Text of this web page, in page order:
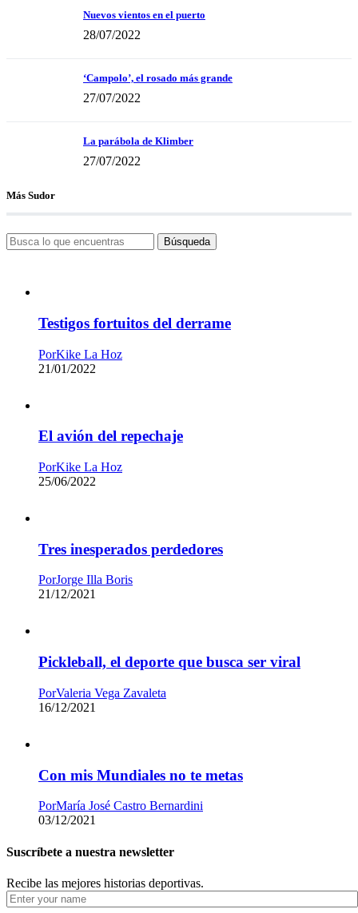
Nuevos vientos en el puerto
28/07/2022
‘Campolo’, el rosado más grande
27/07/2022
La parábola de Klimber
27/07/2022
Más Sudor
Búsqueda
Testigos fortuitos del derrame
PorKike La Hoz
21/01/2022
El avión del repechaje
PorKike La Hoz
25/06/2022
Tres inesperados perdedores
PorJorge Illa Boris
21/12/2021
Pickleball, el deporte que busca ser viral
PorValeria Vega Zavaleta
16/12/2021
Con mis Mundiales no te metas
PorMaría José Castro Bernardini
03/12/2021
Suscríbete a nuestra newsletter
Recibe las mejores historias deportivas.